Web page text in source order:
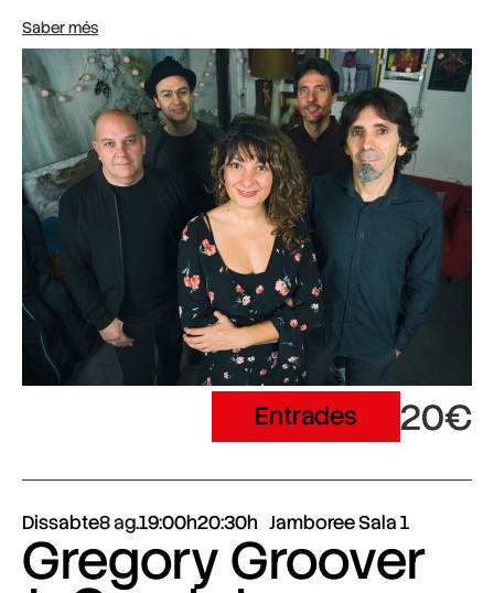
Saber més
Entrades 20€
Dissabte8 ag.19:00h20:30h Jamboree Sala 1
Gregory Groover